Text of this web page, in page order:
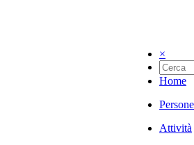
×
Home
Persone
Attività